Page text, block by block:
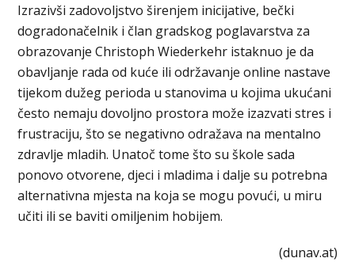
Izrazivši zadovoljstvo širenjem inicijative, bečki
dogradonačelnik i član gradskog poglavarstva za
obrazovanje Christoph Wiederkehr istaknuo je da
obavljanje rada od kuće ili održavanje online nastave
tijekom dužeg perioda u stanovima u kojima ukućani
često nemaju dovoljno prostora može izazvati stres i
frustraciju, što se negativno odražava na mentalno
zdravlje mladih. Unatoč tome što su škole sada
ponovo otvorene, djeci i mladima i dalje su potrebna
alternativna mjesta na koja se mogu povući, u miru
učiti ili se baviti omiljenim hobijem.
(dunav.at)